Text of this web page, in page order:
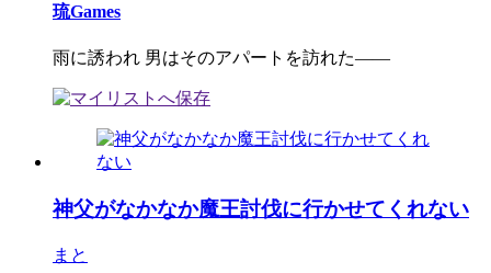
琉Games
雨に誘われ 男はそのアパートを訪れた――
神父がなかなか魔王討伐に行かせてくれない
まと